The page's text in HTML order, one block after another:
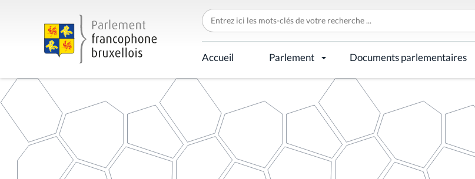
C
h
e
r
c
h
r
p
Accueil Parlement Documents parlementaires